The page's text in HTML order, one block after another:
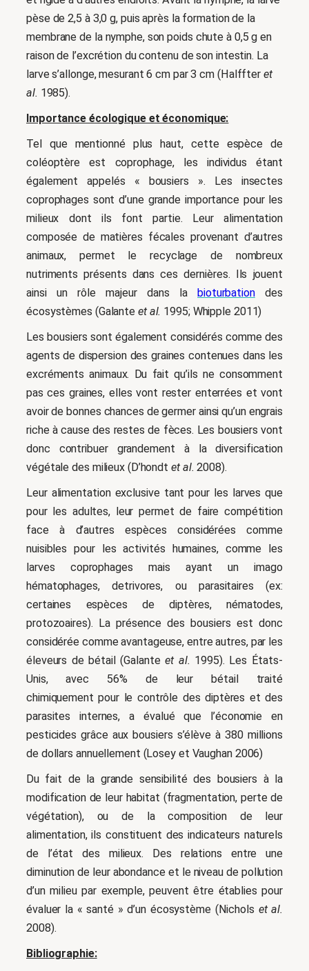
pèse de 2,5 à 3,0 g, puis après la formation de la
membrane de la nymphe, son poids chute à 0,5 g en
raison de l’excrétion du contenu de son intestin. La
larve s’allonge, mesurant 6 cm par 3 cm (Halffter et
al. 1985).
Importance écologique et économique:
Tel que mentionné plus haut, cette espèce de
coléoptère est coprophage, les individus étant
également appelés « bousiers ». Les insectes
coprophages sont d’une grande importance pour les
milieux dont ils font partie. Leur alimentation
composée de matières fécales provenant d’autres
animaux, permet le recyclage de nombreux
nutriments présents dans ces dernières. Ils jouent
ainsi un rôle majeur dans labioturbationdes
écosystèmes (Galante et al. 1995; Whipple 2011)
Les bousiers sont également considérés comme des
agents de dispersion des graines contenues dans les
excréments animaux. Du fait qu’ils ne consomment
pas ces graines, elles vont rester enterrées et vont
avoir de bonnes chances de germer ainsi qu’un engrais
riche à cause des restes de fèces. Les bousiers vont
donc contribuer grandement à la diversification
végétale des milieux (D’hondt et al. 2008).
Leur alimentation exclusive tant pour les larves que
pour les adultes, leur permet de faire compétition
face à d’autres espèces considérées comme
nuisibles pour les activités humaines, comme les
larves coprophages mais ayant un imago
hématophages, detrivores, ou parasitaires (ex:
certaines espèces de diptères, nématodes,
protozoaires). La présence des bousiers est donc
considérée comme avantageuse, entre autres, par les
éleveurs de bétail (Galanteet al. 1995). Les États-
Unis, avec 56% de leur bétail traité
chimiquement pour le contrôle des diptères et des
parasites internes, a évalué que l’économie en
pesticides grâce aux bousiers s’élève à 380 millions
de dollars annuellement (Losey et Vaughan 2006)
Du fait de la grande sensibilité des bousiers à la
modification de leur habitat (fragmentation, perte de
végétation), ou de la composition de leur
alimentation, ils constituent des indicateurs naturels
de l’état des milieux. Des relations entre une
diminution de leur abondance et le niveau de pollution
d’un milieu par exemple, peuvent être établies pour
évaluer la « santé » d’un écosystème (Nichols et al.
2008).
Bibliographie: